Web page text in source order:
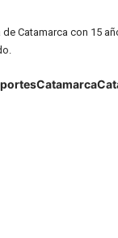
Catamarca con 15
Catamarca